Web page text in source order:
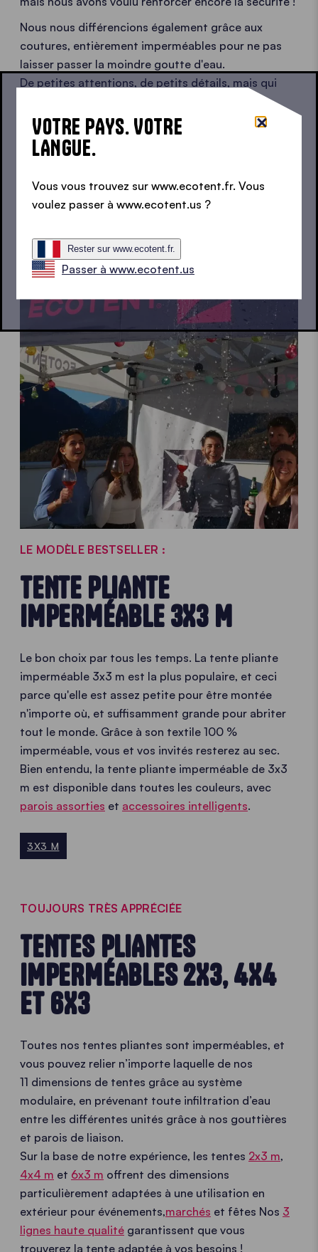
Nous nous différencions également grâce aux
coutures, entièrement imperméables pour ne pas
laisser passer la moindre goutte d'eau.
De petites attentions, de petits détails, mais qui
GARANTIES ET CERTIFICATS
LE MODÈLE BESTSELLER :
TENTE PLIANTE
IMPERMÉABLE 3X3 M
Le bon choix par tous les temps. La tente pliante
imperméable 3x3 m est la plus populaire, et ceci
parce qu'elle est assez petite pour être montée
n'importe où, et suffisamment grande pour abriter
tout le monde. Grâce à son textile 100 %
imperméable, vous et vos invités resterez au sec.
Bien entendu, la tente pliante imperméable de 3x3
m est disponible dans toutes les couleurs, avec
parois assorties et accessoires intelligents.
3X3 M
TOUJOURS TRÈS APPRÉCIÉE
TENTES PLIANTES
IMPERMÉABLES 2X3, 4X4
ET 6X3
Toutes nos tentes pliantes sont imperméables, et
vous pouvez relier n’importe laquelle de nos
11 dimensions de tentes grâce au système
modulaire, en prévenant toute infiltration d’eau
entre les différentes unités grâce à nos gouttières
et parois de liaison.
Sur la base de notre expérience, les tentes 2x3 m,
4x4 m et 6x3 m offrent des dimensions
particulièrement adaptées à une utilisation en
extérieur pour événements,marchés et fêtes Nos 3
lignes haute qualité garantissent que vous
trouverez la tente adaptée à vos besoins !
VOTRE PAYS. VOTRE
LANGUE.
Vous vous trouvez sur www.ecotent.fr. Vous
voulez passer à www.ecotent.us ?
Rester sur www.ecotent.fr.
Passer à www.ecotent.us